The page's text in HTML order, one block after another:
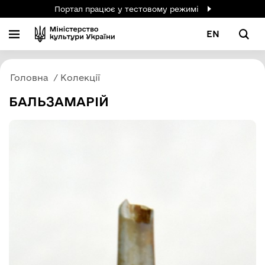
Портал працює у тестовому режимі
EN
Головна Колекції
БАЛЬЗАМАРІЙ